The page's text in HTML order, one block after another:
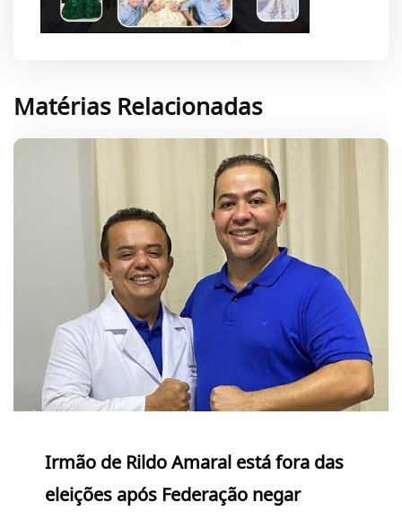
Matérias Relacionadas
Irmão de Rildo Amaral está fora das
eleições após Federação negar